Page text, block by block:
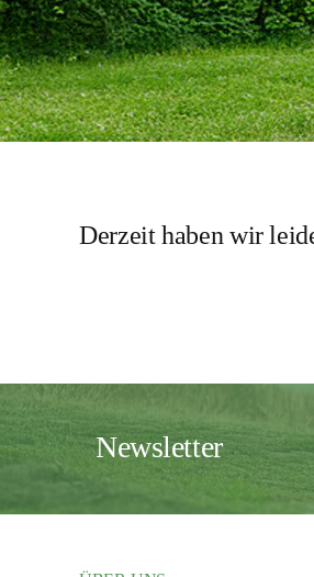
Derzeit haben wir
Newsletter